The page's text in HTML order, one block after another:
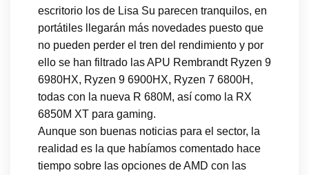
escritorio los de Lisa Su parecen tranquilos, en
portátiles llegarán más novedades puesto que
no pueden perder el tren del rendimiento y por
ello se han filtrado las APU Rembrandt Ryzen 9
6980HX, Ryzen 9 6900HX, Ryzen 7 6800H,
todas con la nueva R 680M, así como la RX
6850M XT para gaming.
Aunque son buenas noticias para el sector, la
realidad es la que habíamos comentado hace
tiempo sobre las opciones de AMD con las